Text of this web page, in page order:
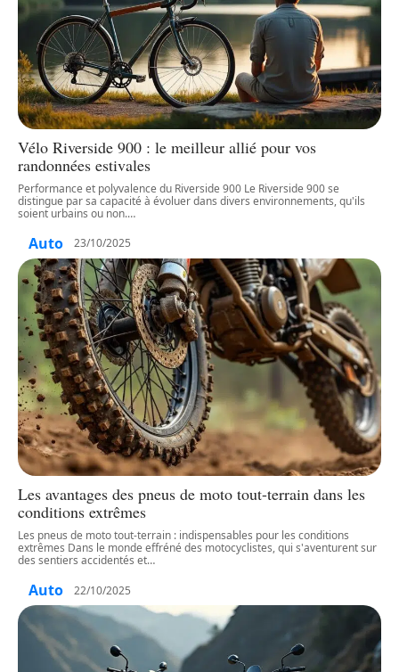
Vélo Riverside 900 : le meilleur allié pour vos
randonnées estivales
Performance et polyvalence du Riverside 900 Le Riverside 900 se
distingue par sa capacité à évoluer dans divers environnements, qu'ils
soient urbains ou non.…
Auto 23/10/2025
Les avantages des pneus de moto tout-terrain dans les
conditions extrêmes
Les pneus de moto tout-terrain : indispensables pour les conditions
extrêmes Dans le monde effréné des motocyclistes, qui s'aventurent sur
des sentiers accidentés et…
Auto 22/10/2025